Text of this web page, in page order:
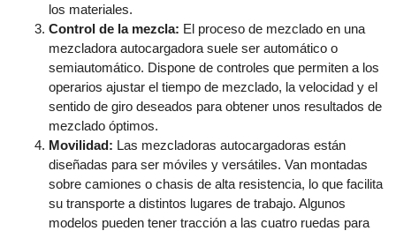
los materiales.
Control de la mezcla: El proceso de mezclado en una
mezcladora autocargadora suele ser automático o
semiautomático. Dispone de controles que permiten a los
operarios ajustar el tiempo de mezclado, la velocidad y el
sentido de giro deseados para obtener unos resultados de
mezclado óptimos.
Movilidad: Las mezcladoras autocargadoras están
diseñadas para ser móviles y versátiles. Van montadas
sobre camiones o chasis de alta resistencia, lo que facilita
su transporte a distintos lugares de trabajo. Algunos
modelos pueden tener tracción a las cuatro ruedas para